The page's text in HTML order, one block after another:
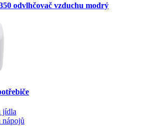
odvlhčovač vzduchu modrý
jídla
nápojů